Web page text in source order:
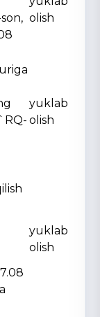
olish
yuklab
olish
yuklab
olish